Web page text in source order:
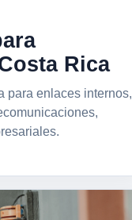
Rica
para enlaces internos,